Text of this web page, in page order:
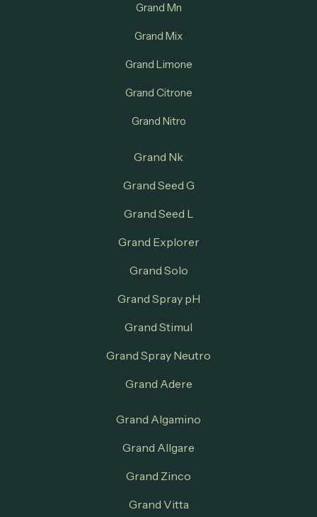
Grand Mn
Grand Mix
Grand Limone
Grand Citrone
Grand Nitro
Grand Nk
Grand Seed G
Grand Seed L
Grand Explorer
Grand Solo
Grand Spray pH
Grand Stimul
Grand Spray Neutro
Grand Adere
Grand Algamino
Grand Allgare
Grand Zinco
Grand Vitta